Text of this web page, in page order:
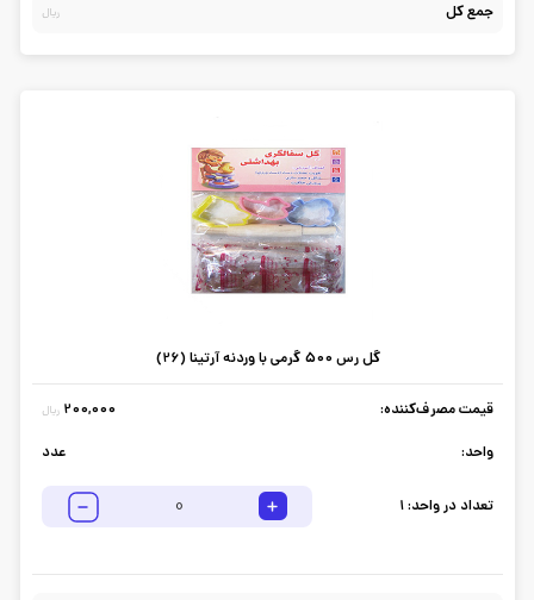
جمع کل ریال
گل رس 500 گرمی با وردنه آرتینا (26)
قیمت مصرف‌کننده: 200,000 ریال
واحد: عدد
تعداد در واحد:1